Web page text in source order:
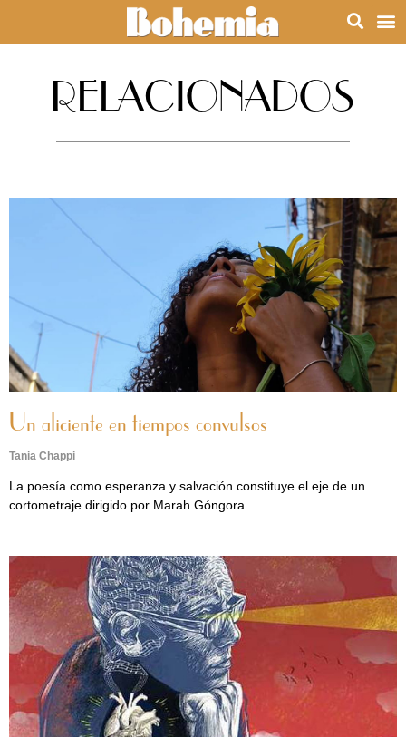
RELACIONADOS
Un aliciente en tiempos convulsos
Tania Chappi
La poesía como esperanza y salvación constituye el eje de un
cortometraje dirigido por Marah Góngora